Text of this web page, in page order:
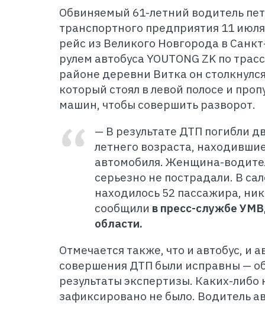
Обвиняемый 61-летний водитель
транспортного предприятия 11
рейс из Великого Новгорода в
рулем автобуса YOUTONG ZK по
районе деревни Витка он
который стоял в левой полосе и
машин, чтобы совершить разворот.
— В результате ДТП погибли
летнего возраста,
автомобиля. Женщина-
серьезно не пострадали. В
находилось 52 пассажира,
сообщили в пресс-службе
области.
Отмечается также, что и автобус, и
совершения ДТП были исправны —
результаты экспертизы. Каких-
зафиксировано не было. Водитель